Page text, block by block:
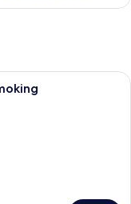
med en seng, et